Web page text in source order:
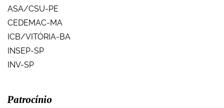
ASA/CSU-PE
CEDEMAC-MA
ICB/VITÓRIA-BA
INSEP-SP
INV-SP
Patrocínio